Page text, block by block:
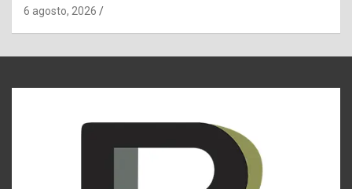
6 agosto, 2026